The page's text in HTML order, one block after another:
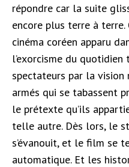
répondre car la suite
encore plus terre à
cinéma coréen apparu
l’exorcisme du
spectateurs par la vision
armés qui se tabassent
le prétexte qu’ils
telle autre. Dès lors, le
s’évanouit, et le film se
automatique. Et les